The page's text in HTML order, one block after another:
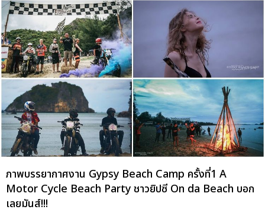
ภาพบรรยากาศงาน Gypsy Beach Camp ครั้งที่1 A
Motor Cycle Beach Party ชาวยิปซี On da Beach บอก
เลยมันส์!!!